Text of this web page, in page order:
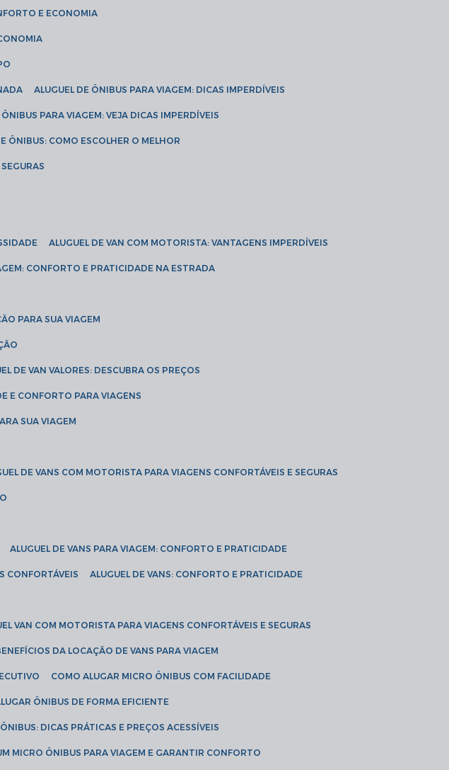
E ECONOMIA
ALUGUEL DE ÔNIBUS PARA VIAGEM: DICAS IMPERDÍVEIS
ÔNIBUS PARA VIAGEM: VEJA DICAS IMPERDÍVEIS
ÔNIBUS: COMO ESCOLHER O MELHOR
ALUGUEL DE VAN COM MOTORISTA: VANTAGENS IMPERDÍVEIS
CONFORTO E PRATICIDADE NA ESTRADA
PARA SUA VIAGEM
DE VAN VALORES: DESCUBRA OS PREÇOS
E CONFORTO PARA VIAGENS
SUA VIAGEM
DE VANS COM MOTORISTA PARA VIAGENS CONFORTÁVEIS E SEGURAS
ALUGUEL DE VANS PARA VIAGEM: CONFORTO E PRATICIDADE
CONFORTÁVEIS ALUGUEL DE VANS: CONFORTO E PRATICIDADE
VAN COM MOTORISTA PARA VIAGENS CONFORTÁVEIS E SEGURAS
BENEFÍCIOS DA LOCAÇÃO DE VANS PARA VIAGEM
COMO ALUGAR MICRO ÔNIBUS COM FACILIDADE
ÔNIBUS DE FORMA EFICIENTE
ÔNIBUS: DICAS PRÁTICAS E PREÇOS ACESSÍVEIS
MICRO ÔNIBUS PARA VIAGEM E GARANTIR CONFORTO